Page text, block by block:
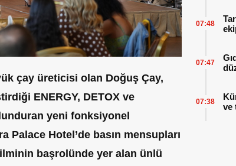
çay üreticisi olan Doğuş Çay,
ENERGY, DETOX ve
yeni fonksiyonel
Palace Hotel’de basın mensupları
başrolünde yer alan ünlü
07:48
07:47
ve
07:38